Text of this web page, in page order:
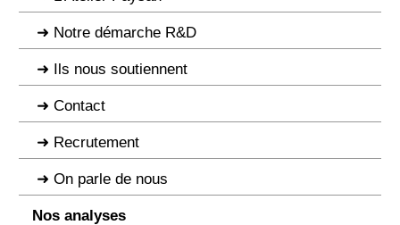
Notre démarche R&D
Ils nous soutiennent
Contact
Recrutement
On parle de nous
Nos analyses